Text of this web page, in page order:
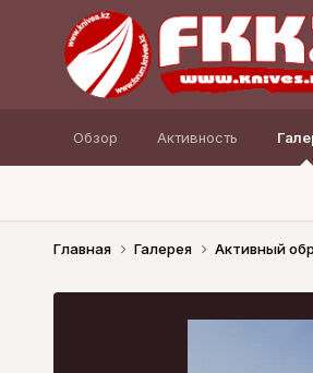
Обзор Активность
Главная Галерея Активный